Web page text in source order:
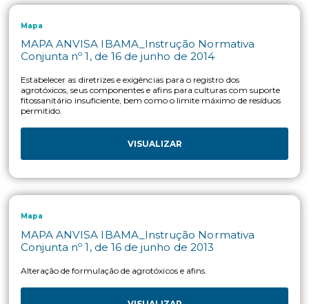
polinizadores, utilizando-se as abelhas como organismos
indicadores.
VISUALIZAR
Conjunta nº 11, de 30 de junho de 2015
seus componentes e afins para uso em emergências
ambientais.
VISUALIZAR